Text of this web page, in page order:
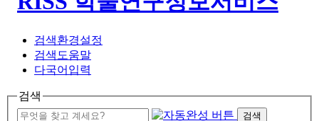
검색환경설정
검색도움말
다국어입력
검색
검색